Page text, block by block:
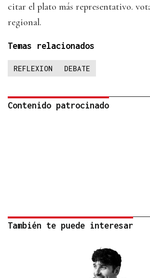
citar el plato más representativo.
regional.
Temas relacionados
REFLEXION DEBATE
Contenido patrocinado
También te puede interesar